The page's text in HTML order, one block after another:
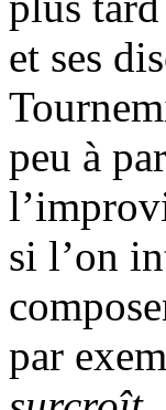
et ses
peu à
si l’on
par